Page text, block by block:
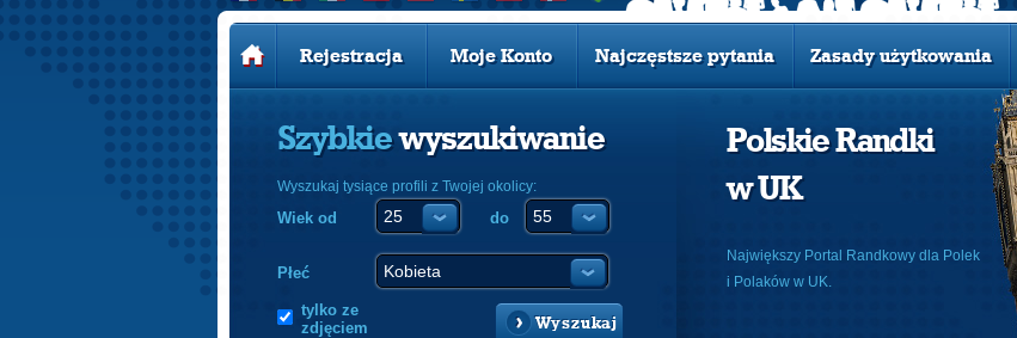
Rejestracja Moje Konto Najczęstsze pytania Zasady użytkowania
Szybkiewyszukiwanie
Wyszukaj tysiące profili z Twojej okolicy:
Wiek od do
Płeć
tylko ze
zdjęciem
Wyszukaj
Polskie Randki
w UK
Największy Portal Randkowy dla Polek
i Polaków w UK.